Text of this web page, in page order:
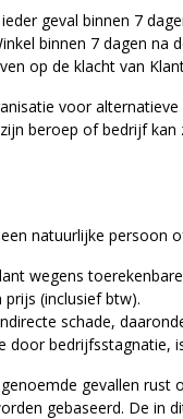
geval binnen 7
binnen 7 dagen
op de klacht van
voor
beroep of bedrijf
natuurlijke
wegens
(inclusief btw).
schade,
door bedrijfsstagnatie,
gevallen
gebaseerd. De in